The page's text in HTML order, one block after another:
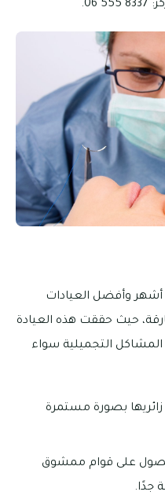
أشهر وأفضل العيادات
حيث حققت هذه العيادة
التجميلية سواء
بصورة مستمرة
على قوام ممشوق
جدًا.